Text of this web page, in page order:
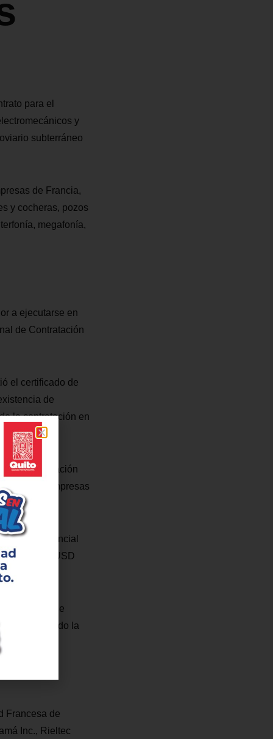
para el
y
subterráneo
de Francia,
y cocheras, pozos
megafonía,
a ejecutarse en
de Contratación
el certificado de
de
la contratación en
de la Asociación
aquellas empresas
referencial
de USD
ISET fue
garantizando la
Francesa de
Inc., Rieltec